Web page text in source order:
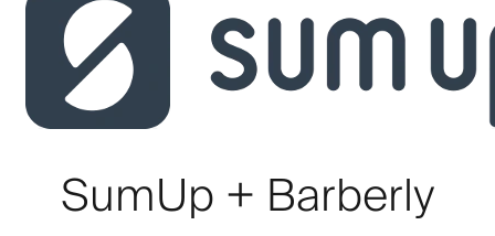
SumUp + Barberly